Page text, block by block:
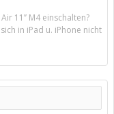
11’’ M4 einschalten?
in iPad u. iPhone nicht